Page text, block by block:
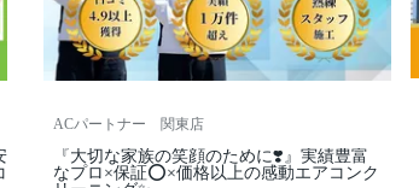
ACパートナー 関東店
『大切な家族の笑顔のために❣️』実績豊富
なプロ×保証⭕️×価格以上の感動エアコンク